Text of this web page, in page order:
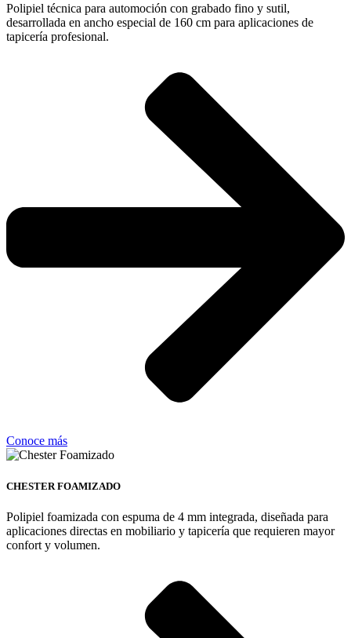
Polipiel técnica para automoción con grabado fino y sutil,
desarrollada en ancho especial de 160 cm para aplicaciones de
tapicería profesional.
Conoce más
CHESTER FOAMIZADO
Polipiel foamizada con espuma de 4 mm integrada, diseñada para
aplicaciones directas en mobiliario y tapicería que requieren mayor
confort y volumen.